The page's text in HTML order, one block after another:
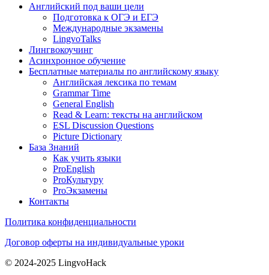
Английский под ваши цели
Подготовка к ОГЭ и ЕГЭ
Международные экзамены
LingvoTalks
Лингвокоучинг
Асинхронное обучение
Бесплатные материалы по английскому языку
Английская лексика по темам
Grammar Time
General English
Read & Learn: тексты на английском
ESL Discussion Questions
Picture Dictionary
База Знаний
Как учить языки
ProEnglish
ProКультуру
ProЭкзамены
Контакты
Политика конфиденциальности
Договор оферты на индивидуальные уроки
© 2024-2025 LingvoHack